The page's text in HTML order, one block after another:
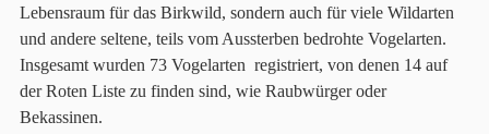
Lebensraum für das Birkwild, sondern auch für viele Wildarten
und andere seltene, teils vom Aussterben bedrohte Vogelarten.
Insgesamt wurden 73 Vogelarten registriert, von denen 14 auf
der Roten Liste zu finden sind, wie Raubwürger oder
Bekassinen.